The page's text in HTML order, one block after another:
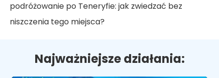
podróżowanie po Teneryfie: jak zwiedzać bez
niszczenia tego miejsca?
Najważniejsze działania: